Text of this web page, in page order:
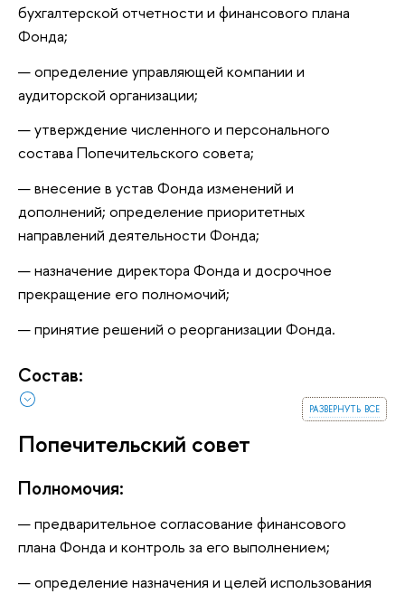
бухгалтерской отчетности и финансового плана
Фонда;
определение управляющей компании и
аудиторской организации;
утверждение численного и персонального
состава Попечительского совета;
внесение в устав Фонда изменений и
дополнений; определение приоритетных
направлений деятельности Фонда;
назначение директора Фонда и досрочное
прекращение его полномочий;
принятие решений о реорганизации Фонда.
Состав:
развернуть все
Попечительский совет
Полномочия:
предварительное согласование финансового
плана Фонда и контроль за его выполнением;
определение назначения и целей использования